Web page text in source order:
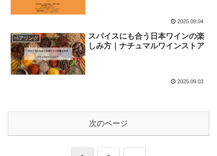
2025.09.04
ペアリング
スパイスにも合う日本ワインの楽
しみ方｜ナチュマルワインストア
2025.09.03
次のページ